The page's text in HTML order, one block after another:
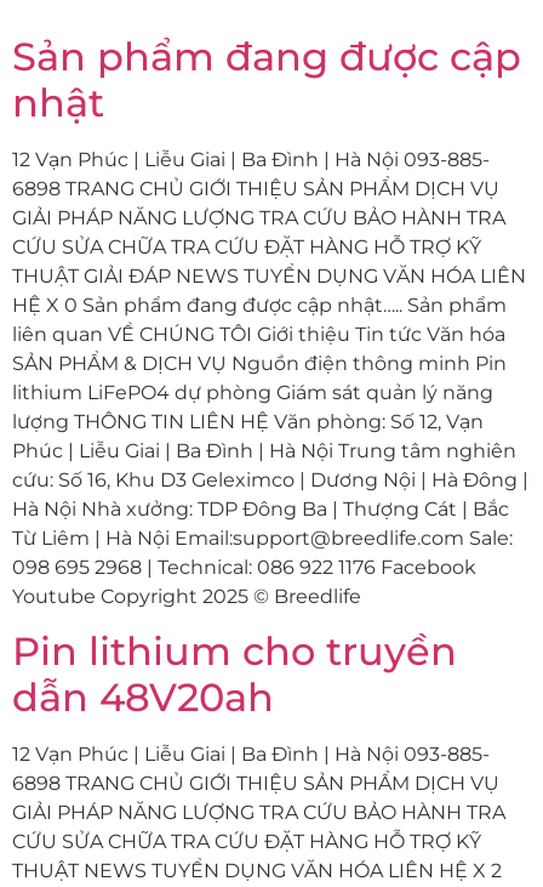
Sản phẩm đang được cập
nhật
12 Vạn Phúc | Liễu Giai | Ba Đình | Hà Nội 093-885-
6898 TRANG CHỦ GIỚI THIỆU SẢN PHẨM DỊCH VỤ
GIẢI PHÁP NĂNG LƯỢNG TRA CỨU BẢO HÀNH TRA
CỨU SỬA CHỮA TRA CỨU ĐẶT HÀNG HỖ TRỢ KỸ
THUẬT GIẢI ĐÁP NEWS TUYỂN DỤNG VĂN HÓA LIÊN
HỆ X 0 Sản phẩm đang được cập nhật….. Sản phẩm
liên quan VỀ CHÚNG TÔI Giới thiệu Tin tức Văn hóa
SẢN PHẨM & DỊCH VỤ Nguồn điện thông minh Pin
lithium LiFePO4 dự phòng Giám sát quản lý năng
lượng THÔNG TIN LIÊN HỆ Văn phòng: Số 12, Vạn
Phúc | Liễu Giai | Ba Đình | Hà Nội Trung tâm nghiên
cứu: Số 16, Khu D3 Geleximco | Dương Nội | Hà Đông |
Hà Nội Nhà xưởng: TDP Đông Ba | Thượng Cát | Bắc
Từ Liêm | Hà Nội Email:support@breedlife.com Sale:
098 695 2968 | Technical: 086 922 1176 Facebook
Youtube Copyright 2025 © Breedlife
Pin lithium cho truyền
dẫn 48V20ah
12 Vạn Phúc | Liễu Giai | Ba Đình | Hà Nội 093-885-
6898 TRANG CHỦ GIỚI THIỆU SẢN PHẨM DỊCH VỤ
GIẢI PHÁP NĂNG LƯỢNG TRA CỨU BẢO HÀNH TRA
CỨU SỬA CHỮA TRA CỨU ĐẶT HÀNG HỖ TRỢ KỸ
THUẬT NEWS TUYỂN DỤNG VĂN HÓA LIÊN HỆ X 2